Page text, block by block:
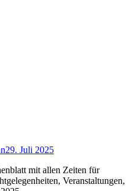
29. Juli 2025
mit allen Zeiten für
Veranstaltungen,